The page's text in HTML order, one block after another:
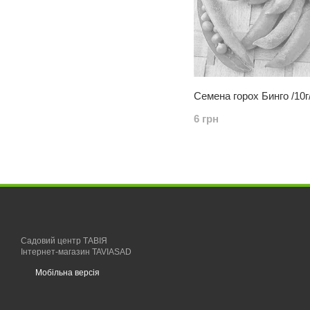
Семена горох Бинго /
6 грн
Садовий центр ТАВІЯ
Інтернет-магазин TAVIASAD
Мобільна версія